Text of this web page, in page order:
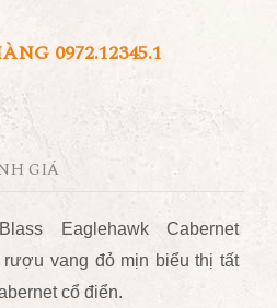
0972.12345.1
GIÁ
Eaglehawk
Cabernet
vang đỏ mịn biểu thị tất
cổ điển.